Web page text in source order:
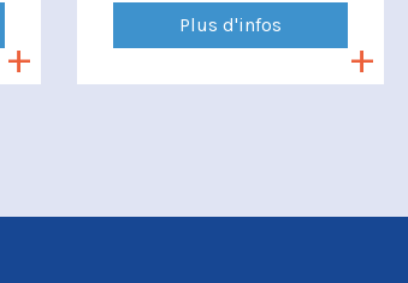
Plus d'infos